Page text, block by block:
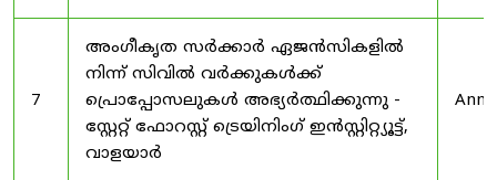
7
അംഗീകൃത സർക്കാർ ഏജൻസികളിൽ
നിന്ന് സിവിൽ വർക്കുകൾക്ക്
പ്രൊപ്പോസലുകൾ അഭ്യർത്ഥിക്കുന്നു -
സ്റ്റേറ്റ് ഫോറസ്റ്റ് ട്രെയിനിംഗ് ഇൻസ്റ്റിറ്റ്യൂട്ട്,
വാളയാർ